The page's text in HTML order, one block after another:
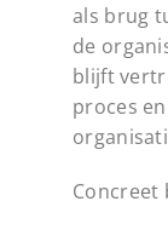
als brug
de
blijft
proces
Concreet